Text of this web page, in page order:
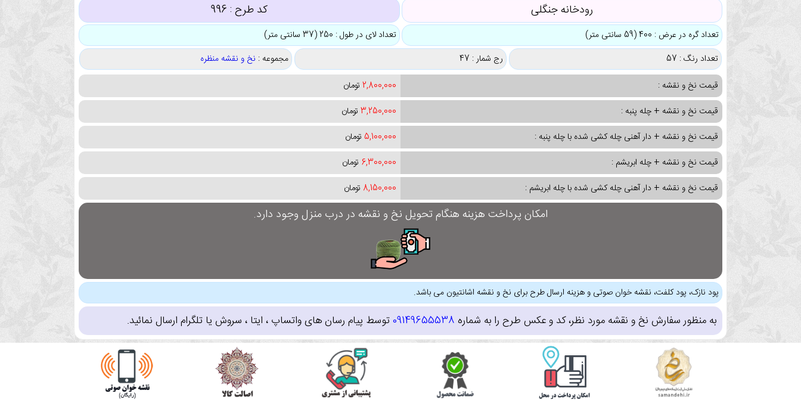
رودخانه جنگلی کد طرح : 996
تعداد گره در عرض : 400 (59 سانتی متر)
تعداد لای در طول : 250 (37 سانتی متر)
تعداد رنگ : 57
رج شمار : 47 مجموعه : نخ و نقشه منظره
قیمت نخ و نقشه :
2,800,000 تومان
قیمت نخ و نقشه + چله پنبه :
3,250,000 تومان
قیمت نخ و نقشه + دار آهنی چله کشی شده با چله پنبه :
5,100,000 تومان
قیمت نخ و نقشه + چله ابریشم :
6,300,000 تومان
قیمت نخ و نقشه + دار آهنی چله کشی شده با چله ابریشم :
8,150,000 تومان
امکان پرداخت هزینه هنگام تحویل نخ و نقشه در درب منزل وجود دارد.
پود نازک، پود کلفت، نقشه خوان صوتی و هزینه ارسال طرح برای نخ و نقشه اشانتیون می باشد.
به منظور سفارش نخ و نقشه مورد نظر، کد و عکس طرح را به شماره 09149655538توسط پیام رسان های واتساپ ، ایتا ، سروش یا تلگرام ارسال نمائید.